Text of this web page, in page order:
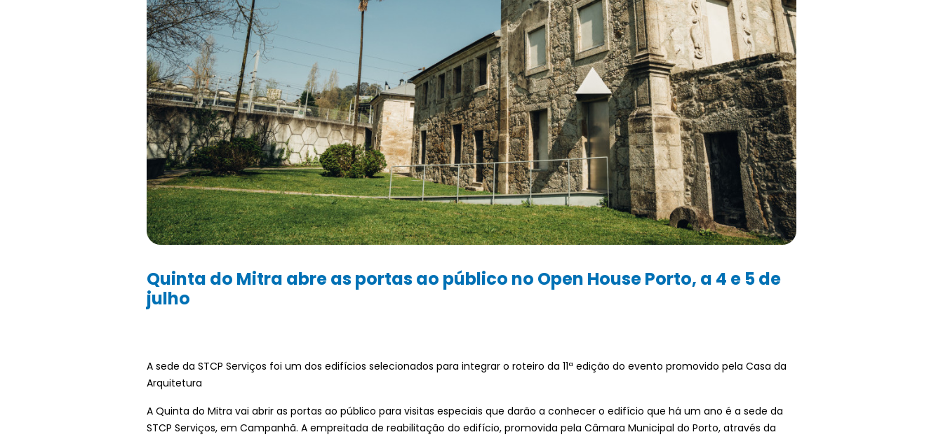
Quinta do Mitra abre as portas ao público no Open House Porto, a 4 e 5 de
julho
A sede da STCP Serviços foi um dos edifícios selecionados para integrar o roteiro da 11ª edição do evento promovido pela Casa da
Arquitetura
A Quinta do Mitra vai abrir as portas ao público para visitas especiais que darão a conhecer o edifício que há um ano é a sede da
STCP Serviços, em Campanhã. A empreitada de reabilitação do edifício, promovida pela Câmara Municipal do Porto, através da